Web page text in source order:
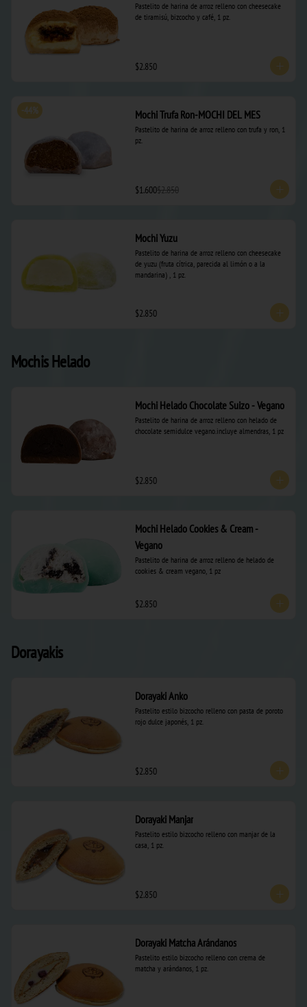
Pastelito de harina de arroz relleno con cheesecake
de tiramisú, bizcocho y café, 1 pz.
$2.850
-44% Mochi Trufa Ron-MOCHI DEL MES
Pastelito de harina de arroz relleno con trufa y ron, 1
pz.
$1.600$2.850
Mochi Yuzu
Pastelito de harina de arroz relleno con cheesecake
de yuzu (fruta cítrica, parecida al limón o a la
mandarina) , 1 pz.
$2.850
Mochis Helado
Mochi Helado Chocolate Suizo - Vegano
Pastelito de harina de arroz relleno con helado de
chocolate semidulce vegano.incluye almendras, 1 pz
$2.850
Mochi Helado Cookies & Cream -
Vegano
Pastelito de harina de arroz relleno de helado de
cookies & cream vegano, 1 pz
$2.850
Dorayakis
Dorayaki Anko
Pastelito estilo bizcocho relleno con pasta de poroto
rojo dulce japonés, 1 pz.
$2.850
Dorayaki Manjar
Pastelito estilo bizcocho relleno con manjar de la
casa, 1 pz.
$2.850
Dorayaki Matcha Arándanos
Pastelito estilo bizcocho relleno con crema de
matcha y arándanos, 1 pz.